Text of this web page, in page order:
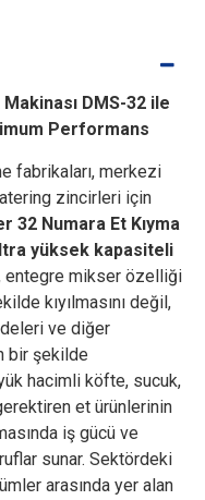
DMS-32 ile
Performans
fabrikaları, merkezi
zincirleri için
32 Numara Et Kıyma
yüksek kapasiteli
entegre mikser özelliği
kıyılmasını değil,
ve diğer
bir şekilde
hacimli köfte, sucuk,
et ürünlerinin
iş gücü ve
sunar. Sektördeki
arasında yer alan